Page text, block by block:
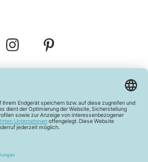
Vertrag widerrufen